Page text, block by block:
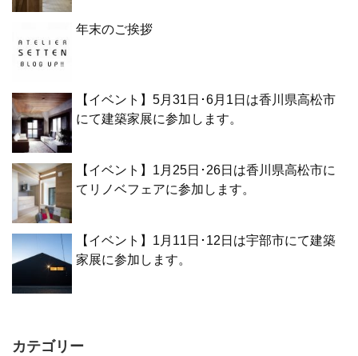
年末のご挨拶
【イベント】5月31日･6月1日は香川県高松市
にて建築家展に参加します。
【イベント】1月25日･26日は香川県高松市に
てリノベフェアに参加します。
【イベント】1月11日･12日は宇部市にて建築
家展に参加します。
カテゴリー